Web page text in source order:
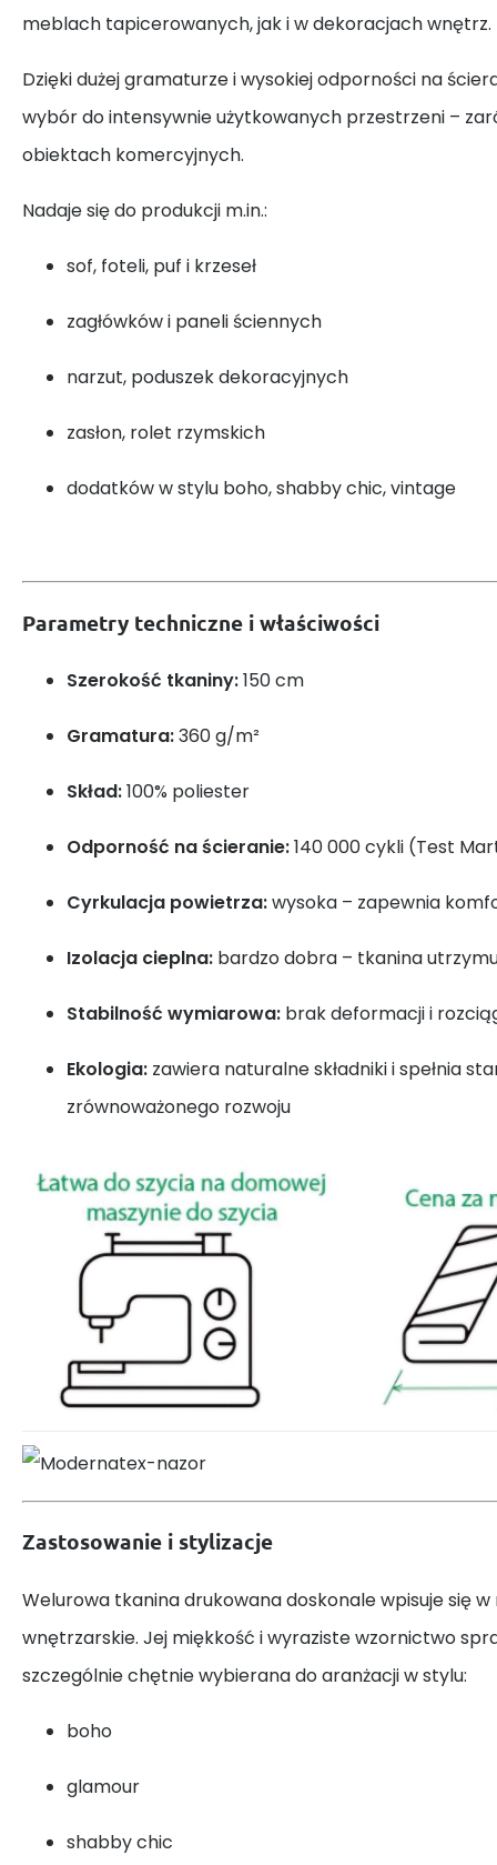
meblach tapicerowanych, jak i w dekoracjach wnętrz.
Dzięki dużej gramaturze i wysokiej odporności na
wybór do intensywnie użytkowanych przestrzeni –
obiektach komercyjnych.
Nadaje się do produkcji m.in.:
sof, foteli, puf i krzeseł
zagłówków i paneli ściennych
narzut, poduszek dekoracyjnych
zasłon, rolet rzymskich
dodatków w stylu boho, shabby chic, vintage
Parametry techniczne i właściwości
Szerokość tkaniny:150 cm
Gramatura:360 g/m²
Skład:100% poliester
Odporność na ścieranie:140 000 cykli (Test
Cyrkulacja powietrza:wysoka – zapewnia
Izolacja cieplna: bardzo dobra – tkanina
Stabilność wymiarowa: brak deformacji i
Ekologia: zawiera naturalne składniki i spełnia
zrównoważonego rozwoju
Zastosowanie i stylizacje
Welurowa tkanina drukowana doskonale wpisuje się
wnętrzarskie. Jej miękkość i wyraziste wzornictwo
szczególnie chętnie wybierana do aranżacji w stylu:
boho
glamour
shabby chic